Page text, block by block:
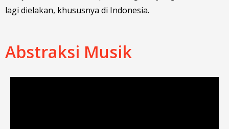
lagi dielakan, khususnya di Indonesia.
Abstraksi Musik